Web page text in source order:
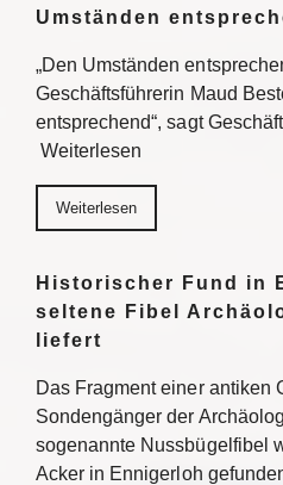
Umständen
„Den Umständen
Geschäftsführerin Maud
entsprechend“, sagt
Weiterlesen
Weiterlesen
Historischer Fund in
seltene Fibel
liefert
Das Fragment einer antiken
Sondengänger der
sogenannte Nussbügelfibel
Acker in Ennigerloh